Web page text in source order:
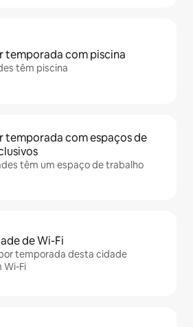
temporada com piscina
têm piscina
temporada com espaços de
têm um espaço de trabalho
de Wi-Fi
temporada desta cidade
Wi-Fi